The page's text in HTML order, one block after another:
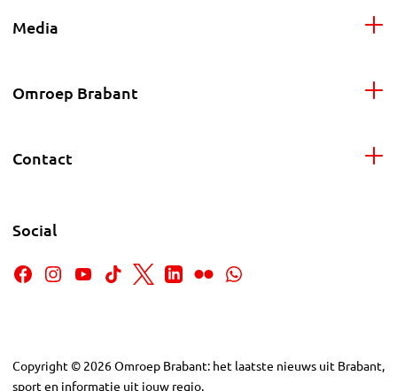
Media
Omroep Brabant
Contact
Social
Copyright © 2026Omroep Brabant: het laatste nieuws uit Brabant,
sport en informatie uit jouw regio.